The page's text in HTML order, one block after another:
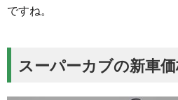
ですね。
スーパーカブの新車